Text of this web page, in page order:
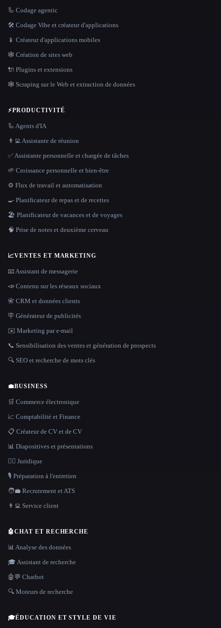
🦾 Codage agentic
🛠️ Codage Vibe et créateur d'applications
📱 Créateur d'applications mobiles
🕸 Création de sites web
🔌 Plugins et extensions
🕸️ Scraping sur le Web et extraction de données
⚡PRODUCTIVITÉ
🦾 Agents d'IA
👨‍💻 Assistante de réunion
✅ Assistante personnelle et chargée de tâches
🌱 Croissance personnelle et bien-être
⚙️ Flux de travail et automatisation
🍳 Planificateur de repas et de recettes
🏖 Planificateur de vacances et de voyages
🧠 Prise de notes et deuxième cerveau
📈VENTES ET MARKETING
📧 Assistant de messagerie
📣 Contenu sur les réseaux sociaux
📇 CRM et données clients
🪧 Générateur de publicités
✉️ Marketing par e-mail
📞 Sensibilisation des ventes et génération de prospects
🔍 SEO et recherche de mots clés
💼BUSINESS
🛒 Commerce électronique
📈 Comptabilité et Finance
📋 Créateur de CV et de CV
📊 Diapositives et présentations
👩‍⚖️ Juridique
🎙️ Préparation à l'entretien
🧑‍💼 Recrutement et ATS
👨‍💻 Service client
🤖CHAT ET RECHERCHE
📊 Analyse des données
🎓 Assistant de recherche
🤖💬 Chatbot
🔍 Moteurs de recherche
🎓ÉDUCATION ET STYLE DE VIE